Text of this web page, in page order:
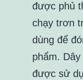
được phủ
chạy trơn
dùng để
phẩm.
được sử